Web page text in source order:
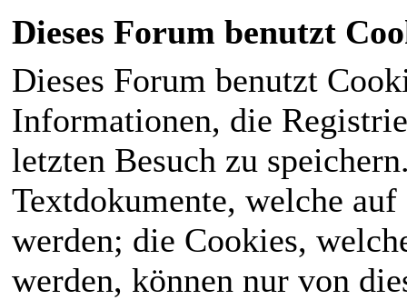
Dieses Forum benutzt
Dieses Forum benutzt
Informationen, die
letzten Besuch zu
Textdokumente, welche
werden; die Cookies,
werden, können nur von